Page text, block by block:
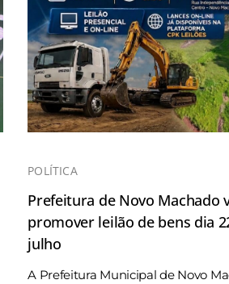
POLÍTICA
Prefeitura de Novo Machado
promover leilão de bens dia
julho
A Prefeitura Municipal de Novo